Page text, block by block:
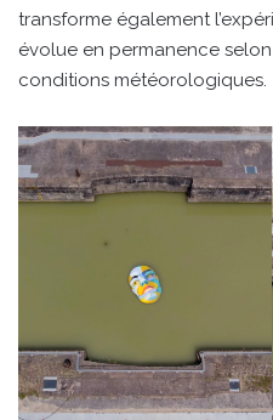
transforme également
évolue en permanence
conditions météorologiques.